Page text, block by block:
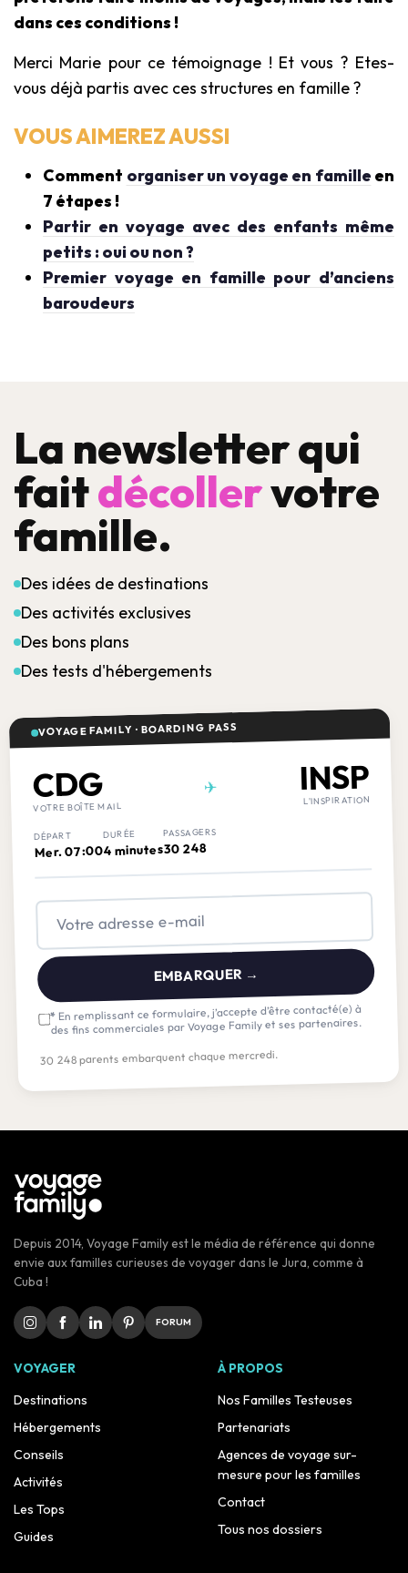
dans ces conditions !
Merci Marie pour ce témoignage ! Et vous ? Etes-
vous déjà partis avec ces structures en famille ?
VOUS AIMEREZ AUSSI
Comment organiser un voyage en famille en
7 étapes !
Partir en voyage avec des enfants même
petits : oui ou non ?
Premier voyage en famille pour d’anciens
baroudeurs
La newsletter qui
faitdécollervotre
famille.
Des idées de destinations
Des activités exclusives
Des bons plans
Des tests d'hébergements
VOYAGE FAMILY · BOARDING PASS
CDG
VOTRE BOÎTE MAIL
✈ INSP
L'INSPIRATION
DÉPART
Mer. 07:00
DURÉE
4 minutes
PASSAGERS
30 248
EMBARQUER →
*En remplissant ce formulaire, j’accepte d’être contacté(e) à
des fins commerciales par Voyage Family et ses partenaires.
30 248 parents embarquent chaque mercredi.
Depuis 2014, Voyage Family est le média de référence qui donne
envie aux familles curieuses de voyager dans le Jura, comme à
Cuba !
FORUM
VOYAGER
Destinations
Hébergements
Conseils
Activités
Les Tops
Guides
À PROPOS
Nos Familles Testeuses
Partenariats
Agences de voyage sur-
mesure pour les familles
Contact
Tous nos dossiers